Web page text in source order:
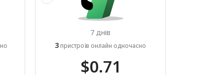
7 днів
3 пристроїв онлайн одночасно
$0.71